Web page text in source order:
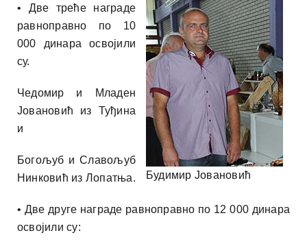
Будимир Јовановић
• Две треће награде
равноправно по 10
000 динара освојили
су.
Чедомир и Младен
Јовановић из Туђина
и
Богољуб и Славољуб
Нинковић из Лопатња.
• Две друге награде равноправно по 12 000 динара
освојили су: